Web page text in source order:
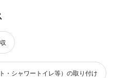
・シャワートイレ等）の取り付け